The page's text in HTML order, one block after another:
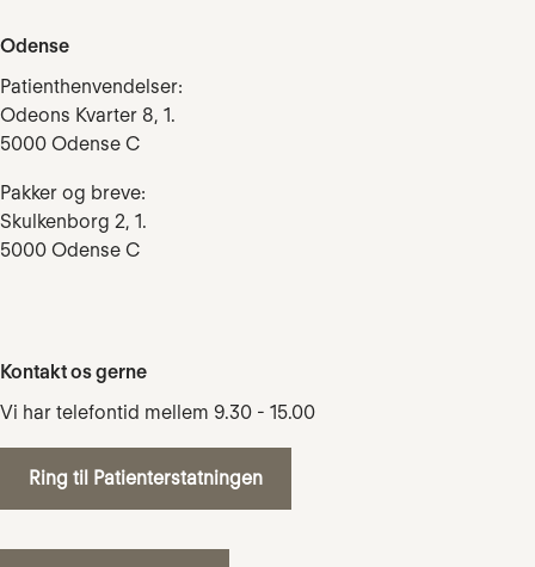
Odense
Patienthenvendelser:
Odeons Kvarter 8, 1.
5000 Odense C
Pakker og breve:
Skulkenborg 2, 1.
5000 Odense C
Kontakt os gerne
Vi har telefontid mellem 9.30 - 15.00
Ring til Patienterstatningen